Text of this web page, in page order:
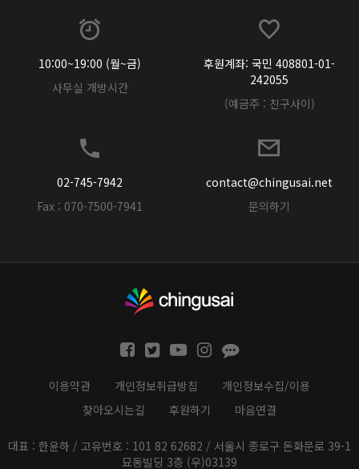
10:00~19:00 (월~금)
사무실 개방시간
후원계좌: 국민 408801-01-
242055
(예금주 : 친구사이)
02-745-7942
Fax : 070-7500-7941
contact@chingusai.net
문의하기
이용약관 개인정보취급방침
개인정보수집/이용
찾아오시는길
후원하기 마음연결
대표 : 한윤하 / 고유번호 : 101 82 62682 / 서울시 종로구 돈화문로 39-1
묘동빌딩 3층 (우)03139